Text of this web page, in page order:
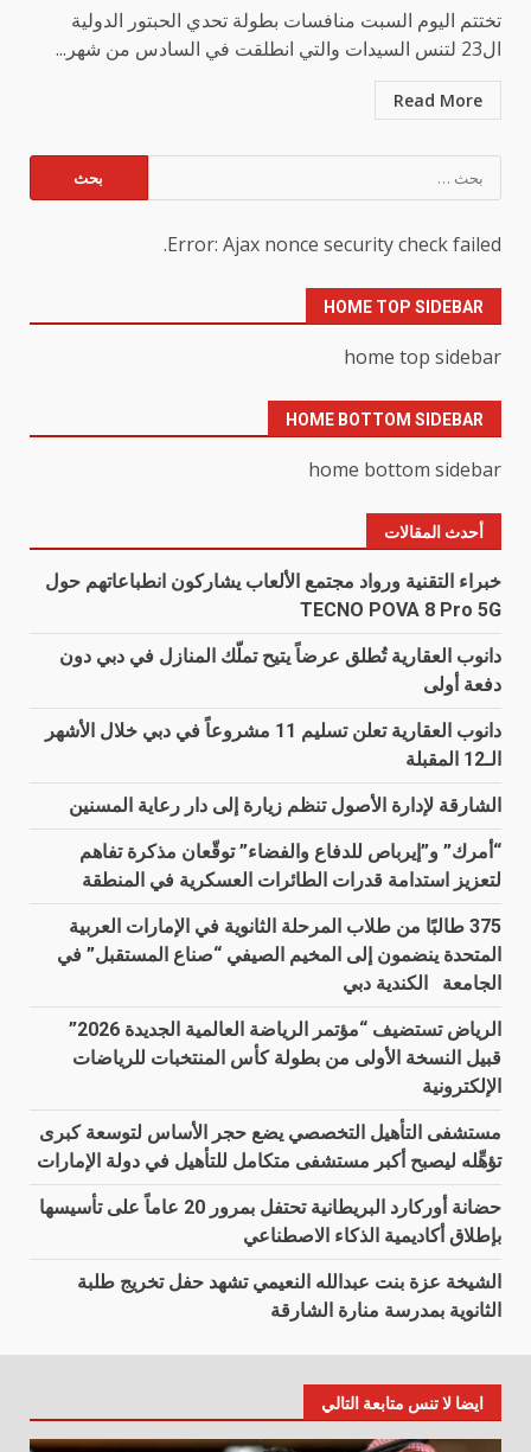
تختتم اليوم السبت منافسات بطولة تحدي الحبتور الدولية
ال23 لتنس السيدات والتي انطلقت في السادس من شهر...
Read More
عن:
Error: Ajax nonce security check failed.
HOME TOP SIDEBAR
home top sidebar
HOME BOTTOM SIDEBAR
home bottom sidebar
أحدث المقالات
خبراء التقنية ورواد مجتمع الألعاب يشاركون انطباعاتهم حول
TECNO POVA 8 Pro 5G
دانوب العقارية تُطلق عرضاً يتيح تملّك المنازل في دبي دون
دفعة أولى
دانوب العقارية تعلن تسليم 11 مشروعاً في دبي خلال الأشهر
الـ12 المقبلة
الشارقة لإدارة الأصول تنظم زيارة إلى دار رعاية المسنين
“أمرك” و”إيرباص للدفاع والفضاء” توقّعان مذكرة تفاهم
لتعزيز استدامة قدرات الطائرات العسكرية في المنطقة
375 طالبًا من طلاب المرحلة الثانوية في الإمارات العربية
المتحدة ينضمون إلى المخيم الصيفي “صناع المستقبل” في
الجامعة الكندية دبي
الرياض تستضيف “مؤتمر الرياضة العالمية الجديدة 2026”
قبيل النسخة الأولى من بطولة كأس المنتخبات للرياضات
الإلكترونية
مستشفى التأهيل التخصصي يضع حجر الأساس لتوسعة كبرى
تؤهِّله ليصبح أكبر مستشفى متكامل للتأهيل في دولة الإمارات
حضانة أوركارد البريطانية تحتفل بمرور 20 عاماً على تأسيسها
بإطلاق أكاديمية الذكاء الاصطناعي
الشيخة عزة بنت عبدالله النعيمي تشهد حفل تخريج طلبة
الثانوية بمدرسة منارة الشارقة
ايضا لا تنس متابعة التالي